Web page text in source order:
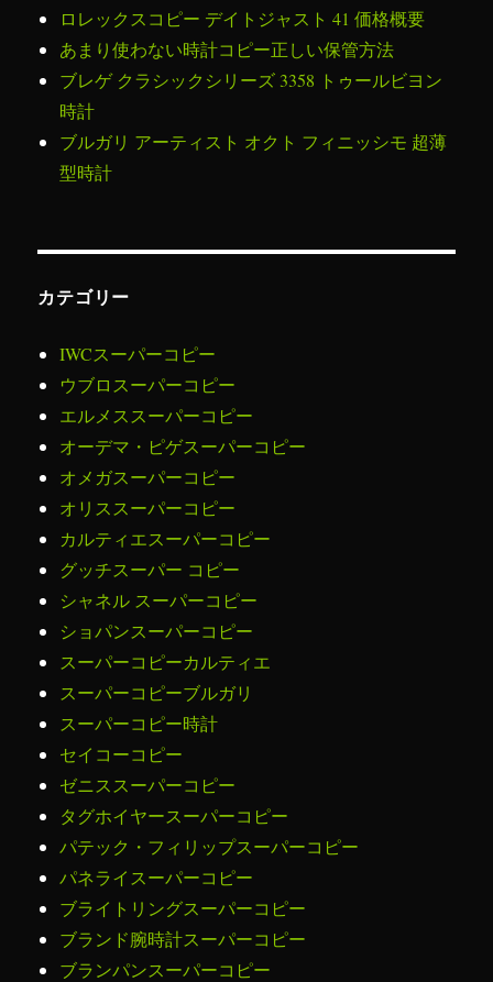
ロレックスコピー デイトジャスト 41 価格概要
あまり使わない時計コピー正しい保管方法
ブレゲ クラシックシリーズ 3358 トゥールビヨン
時計
ブルガリ アーティスト オクト フィニッシモ 超薄
型時計
カテゴリー
IWCスーパーコピー
ウブロスーパーコピー
エルメススーパーコピー
オーデマ・ピゲスーパーコピー
オメガスーパーコピー
オリススーパーコピー
カルティエスーパーコピー
グッチスーパー コピー
シャネル スーパーコピー
ショパンスーパーコピー
スーパーコピーカルティエ
スーパーコピーブルガリ
スーパーコピー時計
セイコーコピー
ゼニススーパーコピー
タグホイヤースーパーコピー
パテック・フィリップスーパーコピー
パネライスーパーコピー
ブライトリングスーパーコピー
ブランド腕時計スーパーコピー
ブランパンスーパーコピー